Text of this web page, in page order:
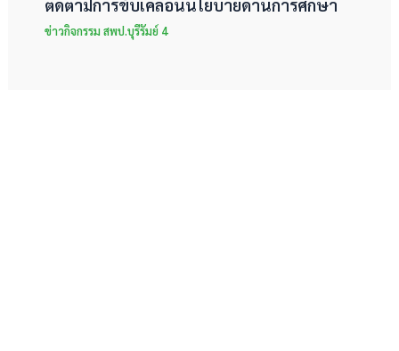
ติดตามการขับเคลื่อนนโยบายด้านการศึกษา
ข่าวกิจกรรม สพป.บุรีรัมย์ 4